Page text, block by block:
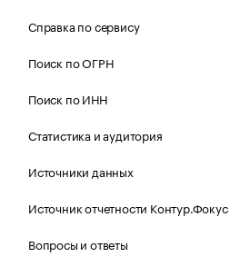
Справка по сервису
Поиск по ОГРН
Поиск по ИНН
Статистика и аудитория
Источники данных
Источник отчетности Контур.Фокус
Вопросы и ответы